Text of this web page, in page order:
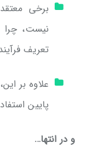
برخی
نیست، چرا
تعریف
علاوه بر
پایین
و در انتها…